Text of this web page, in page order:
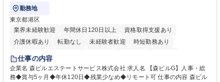
勤務地
東京都港区
業界未経験歓迎
年間休日120日以上
資格取得支援あり
介護休暇あり
転勤なし 未経験者歓迎
時短勤務あり
経験者歓迎
完全週休2日制
交通費支給 長期歓迎 駅近5分以内 土日祝休み
仕事の内容
企業名 森ビルエステートサービス株式会社 求人名 【森ビルG】人事・総
務◆賞与5ヶ月◆年休120日◆残業少なめ◆リモート可 仕事の内容 森ビル